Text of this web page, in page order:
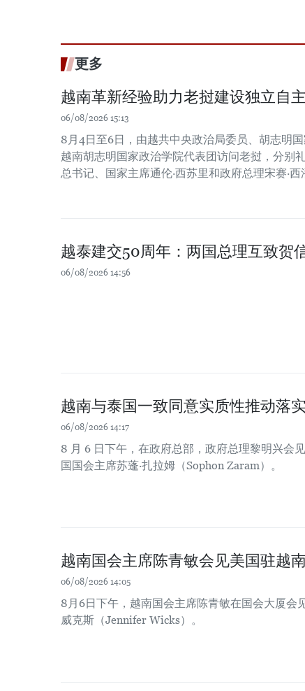
更多
越南革新经验助力老挝建设独立自
06/08/2026 15:13
8月4日至6日，由越共中央政治局委员、胡志明
越南胡志明国家政治学院代表团访问老挝，分别
总书记、国家主席通伦·西苏里和政府总理宋赛·西
越泰建交50周年：两国总理互致贺
06/08/2026 14:56
越南与泰国一致同意实质性推动落
06/08/2026 14:17
8 月 6 日下午，在政府总部，政府总理黎明兴会
国国会主席苏蓬·扎拉姆（Sophon Zaram）。
越南国会主席陈青敏会见美国驻越
06/08/2026 14:05
8月6日下午，越南国会主席陈青敏在国会大厦会
威克斯（Jennifer Wicks）。